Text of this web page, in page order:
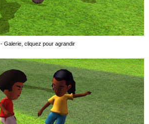
- Galerie, cliquez pour agrandir